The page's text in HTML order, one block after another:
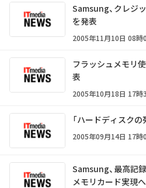
Samsung、クレジ
を発表
2005年11月10日 08時
フラッシュメモリ
表
2005年10月18日 17時
「ハードディスク
2005年09月14日 17時
Samsung、最高記
メモリカード実現へ